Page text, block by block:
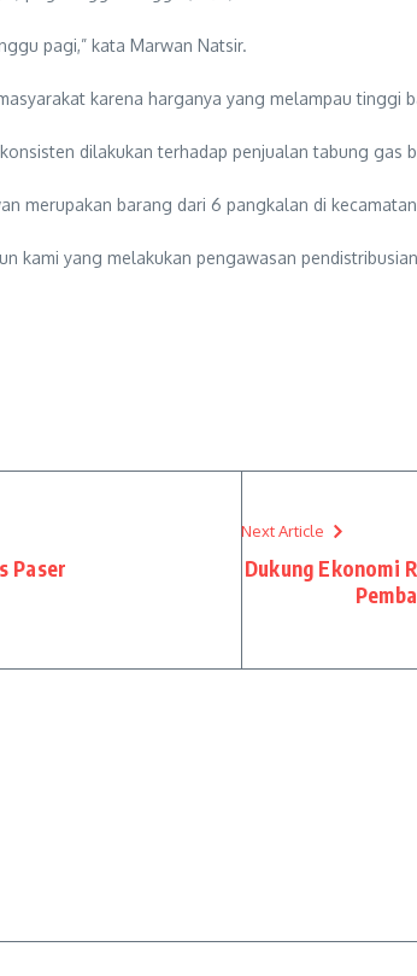
pagi,” kata Marwan Natsir.
karena harganya yang melampau tinggi
dilakukan terhadap penjualan tabung gas
merupakan barang dari 6 pangkalan di
kami yang melakukan pengawasan
Paser
Next Article
Dukung Ekonomi